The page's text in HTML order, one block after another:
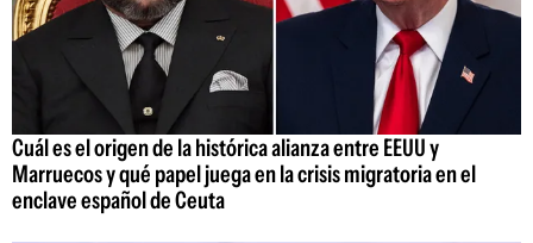
Cuál es el origen de la histórica alianza entre EEUU y
Marruecos y qué papel juega en la crisis migratoria en el
enclave español de Ceuta